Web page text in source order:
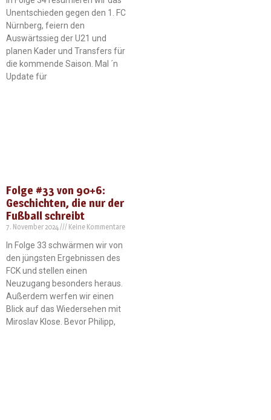
Unentschieden gegen den 1. FC
Nürnberg, feiern den
Auswärtssieg der U21 und
planen Kader und Transfers für
die kommende Saison. Mal ´n
Update für
Folge #33 von 90+6:
Geschichten, die nur der
Fußball schreibt
7. November 2024 Keine Kommentare
In Folge 33 schwärmen wir von
den jüngsten Ergebnissen des
FCK und stellen einen
Neuzugang besonders heraus.
Außerdem werfen wir einen
Blick auf das Wiedersehen mit
Miroslav Klose. Bevor Philipp,